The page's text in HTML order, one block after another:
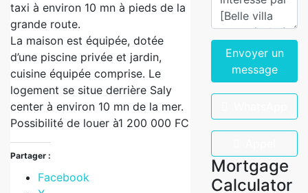
taxi à environ 10 mn à pieds de la
grande route.
La maison est équipée, dotée
d’une piscine privée et jardin,
cuisine équipée comprise. Le
logement se situe derrière Saly
center à environ 10 mn de la mer.
Possibilité de louer à1 200 000 FC
Partager :
Facebook
Envoyer un
message
Mortgage
Calculator